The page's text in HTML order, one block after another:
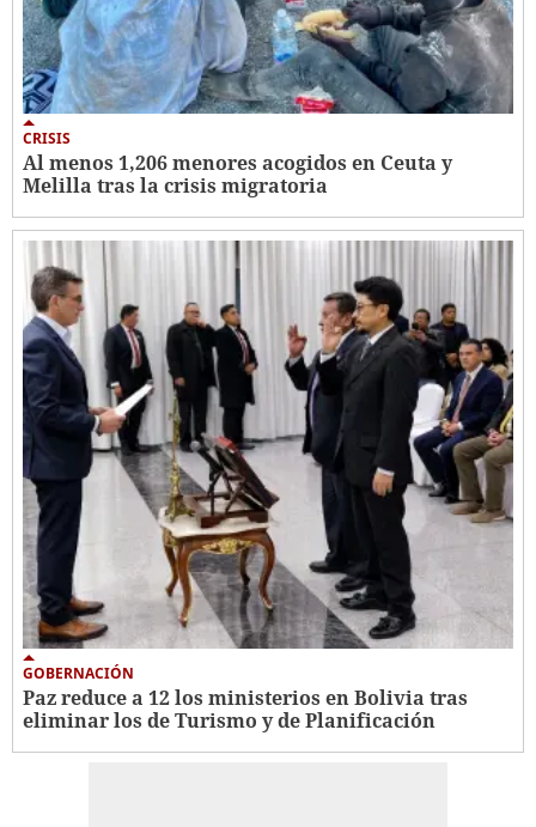
CRISIS
Al menos 1,206 menores acogidos en Ceuta y
Melilla tras la crisis migratoria
GOBERNACIÓN
Paz reduce a 12 los ministerios en Bolivia tras
eliminar los de Turismo y de Planificación